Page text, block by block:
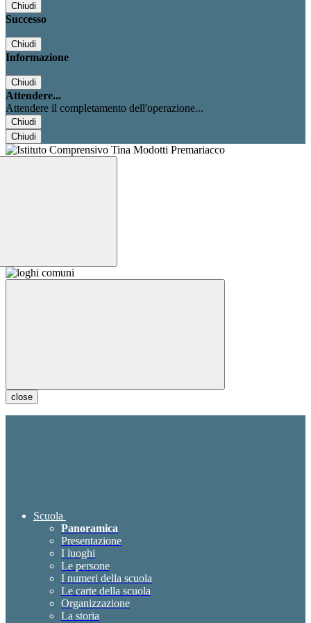
Chiudi
Successo
Chiudi
Informazione
Chiudi
Attendere...
Attendere il completamento dell'operazione...
Chiudi
Chiudi
close
Scuola
Panoramica
Presentazione
I luoghi
Le persone
I numeri della scuola
Le carte della scuola
Organizzazione
La storia